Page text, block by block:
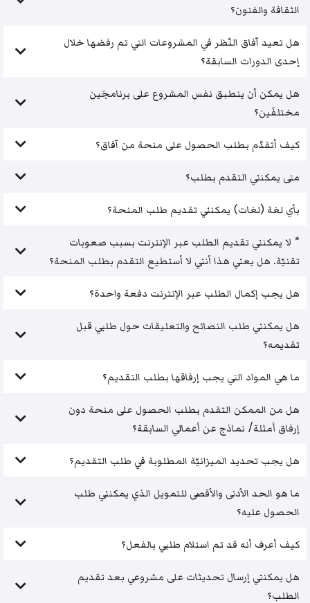
الثقافة والفنون؟
هل تعيد آفاق النّظر في المشروعات التي تم رفضها خلال
إحدى الدورات السابقة؟
هل يمكن أن ينطبق نفس المشروع على برنامجَين
مختلفَين؟
كيف أتقدّم بطلب الحصول على منحة من آفاق؟
متى يمكنني التقدم بطلب؟
بأي لغة (لغات) يمكنني تقديم طلب المنحة؟
* لا يمكنني تقديم الطلب عبر الإنترنت بسبب صعوبات
تقنيّة. هل يعني هذا أنني لا أستطيع التقدم بطلب المنحة؟
هل يجب إكمال الطلب عبر الإنترنت دفعة واحدة؟
هل يمكنني طلب النصائح والتعليقات حول طلبي قبل
تقديمه؟
ما هي المواد التي يجب إرفاقها بطلب التقديم؟
هل من الممكن التقدم بطلب الحصول على منحة دون
إرفاق أمثلة/ نماذج عن أعمالي السابقة؟
هل يجب تحديد الميزانيّة المطلوبة في طلب التقديم؟
ما هو الحد الأدنى والأقصى للتمويل الذي يمكنني طلب
الحصول عليه؟
كيف أعرف أنه قد تم استلام طلبي بالفعل؟
هل يمكنني إرسال تحديثات على مشروعي بعد تقديم
الطلب؟